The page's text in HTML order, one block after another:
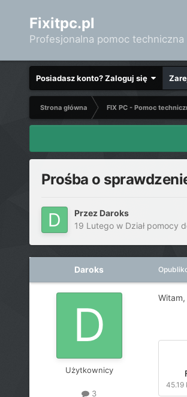
Fixitpc.pl
Profesjonalna pomoc techniczna
Posiadasz konto? Zaloguj się
Strona główna FIX PC - Pomoc
Prośba o
Przez Daroks
19 Lutegow Dział pomocy
Daroks
Użytkownicy
3
45.19